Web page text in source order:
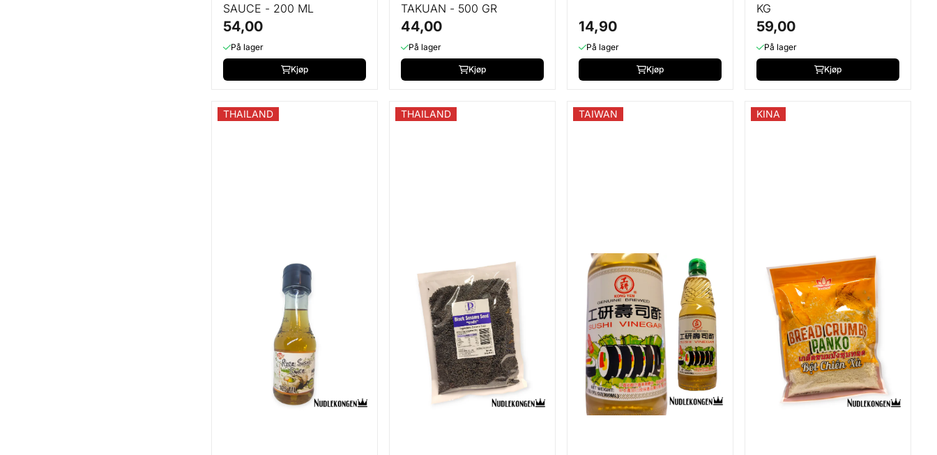
SAUCE - 200 ML
54,00
På lager
Kjøp
TAKUAN - 500 GR
44,00
På lager
Kjøp
14,90
På lager
Kjøp
KG
59,00
På lager
Kjøp
THAILAND THAILAND TAIWAN KINA